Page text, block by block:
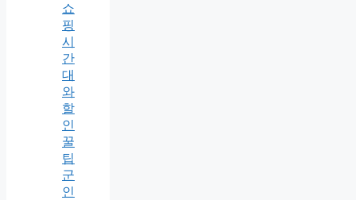
쇼
핑
시
간
대
와
할
인
꿀
팁
군
인